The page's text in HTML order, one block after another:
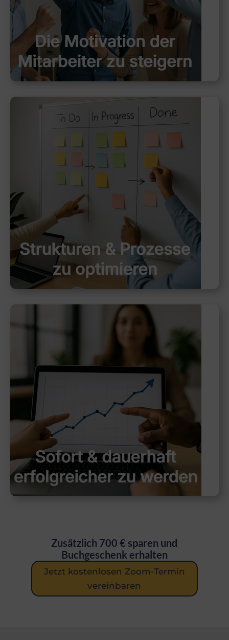
Zusätzlich 700 € sparen und
Buchgeschenk erhalten
Jetzt kostenlosen Zoom-Termin
vereinbaren